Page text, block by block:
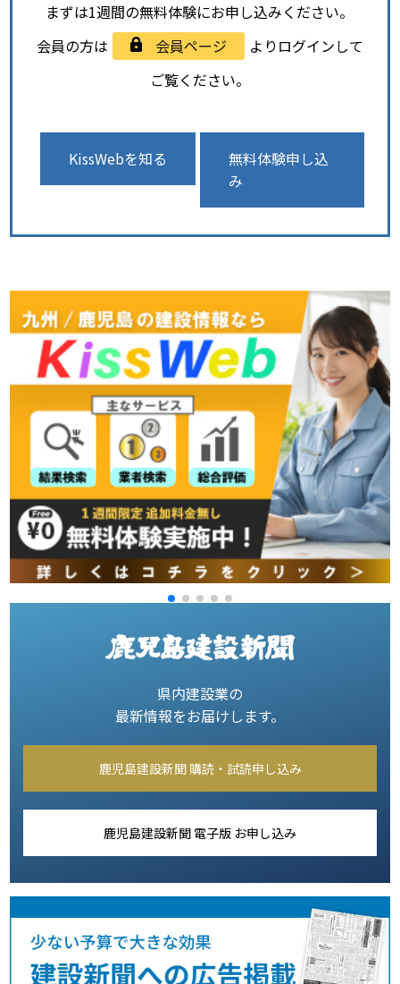
まずは1週間の無料体験にお申し込みください。
会員の方は
会員ページ
よりログインして
ご覧ください。
KissWebを知る
無料体験申し込
み
県内建設業の
最新情報をお届けします。
鹿児島建設新聞 購読・試読申し込み
鹿児島建設新聞 電子版 お申し込み